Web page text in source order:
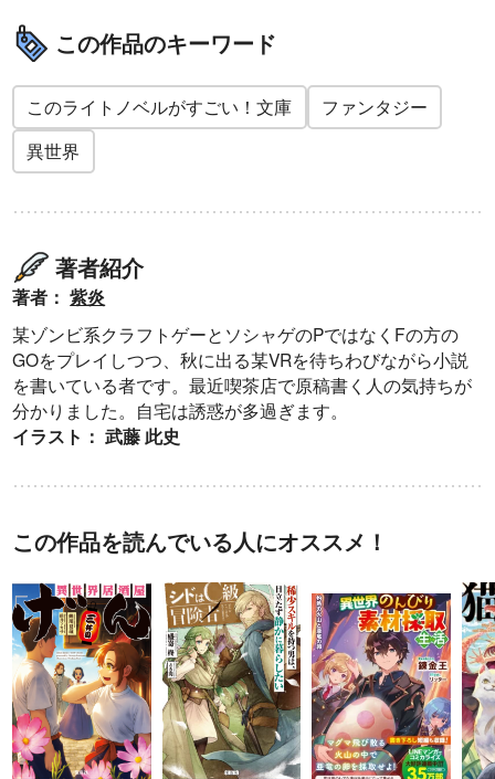
この作品のキーワード
このライトノベルがすごい！文庫
ファンタジー
異世界
著者紹介
著者：紫炎
某ゾンビ系クラフトゲーとソシャゲのPではなくFの方の
GOをプレイしつつ、秋に出る某VRを待ちわびながら小説
を書いている者です。最近喫茶店で原稿書く人の気持ちが
分かりました。自宅は誘惑が多過ぎます。
イラスト： 武藤 此史
この作品を読んでいる人にオススメ！